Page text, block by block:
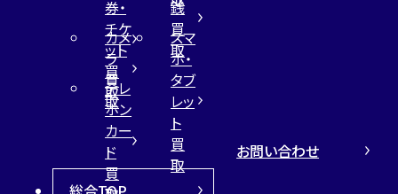
券・
チケ
ット
買
取
銭
買
取
カメ
ラ
買
取
スマ
ホ・
タブ
レッ
ト
買
取
テレ
ホン
カー
ド
買
お問い合わせ